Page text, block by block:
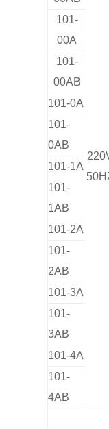
101-
00A
101-
00AB
101-0A
101-
0AB
101-1A
101-
1AB
101-2A
101-
2AB
101-3A
101-
3AB
101-4A
101-
4AB